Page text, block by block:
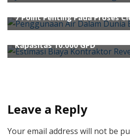
7 Point Penting Pada Proses
Waste Water Treatment
Kapasitas 10.000 GPD
Leave a Reply
Your email address will not be